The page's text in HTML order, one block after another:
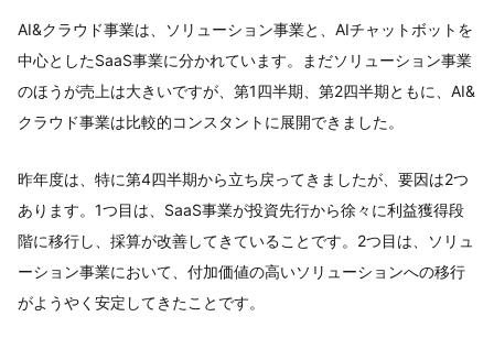
AI&クラウド事業は、ソリューション事業と、AIチャットボットを
中心としたSaaS事業に分かれています。まだソリューション事業
のほうが売上は大きいですが、第1四半期、第2四半期ともに、AI&
クラウド事業は比較的コンスタントに展開できました。
昨年度は、特に第4四半期から立ち戻ってきましたが、要因は2つ
あります。1つ目は、SaaS事業が投資先行から徐々に利益獲得段
階に移行し、採算が改善してきていることです。2つ目は、ソリュ
ーション事業において、付加価値の高いソリューションへの移行
がようやく安定してきたことです。